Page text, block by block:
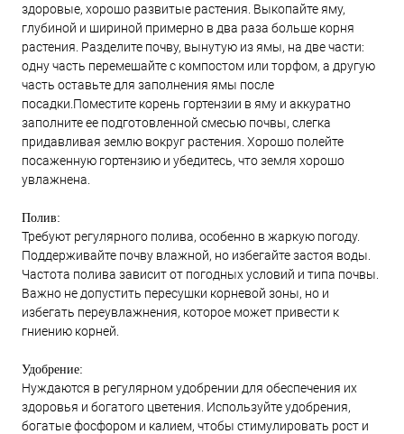
здоровые, хорошо развитые растения. Выкопайте яму,
глубиной и шириной примерно в два раза больше корня
растения. Разделите почву, вынутую из ямы, на две части:
одну часть перемешайте с компостом или торфом, а другую
часть оставьте для заполнения ямы после
посадки.Поместите корень гортензии в яму и аккуратно
заполните ее подготовленной смесью почвы, слегка
придавливая землю вокруг растения. Хорошо полейте
посаженную гортензию и убедитесь, что земля хорошо
увлажнена.
Полив:
Требуют регулярного полива, особенно в жаркую погоду.
Поддерживайте почву влажной, но избегайте застоя воды.
Частота полива зависит от погодных условий и типа почвы.
Важно не допустить пересушки корневой зоны, но и
избегать переувлажнения, которое может привести к
гниению корней.
Удобрение:
Нуждаются в регулярном удобрении для обеспечения их
здоровья и богатого цветения. Используйте удобрения,
богатые фосфором и калием, чтобы стимулировать рост и